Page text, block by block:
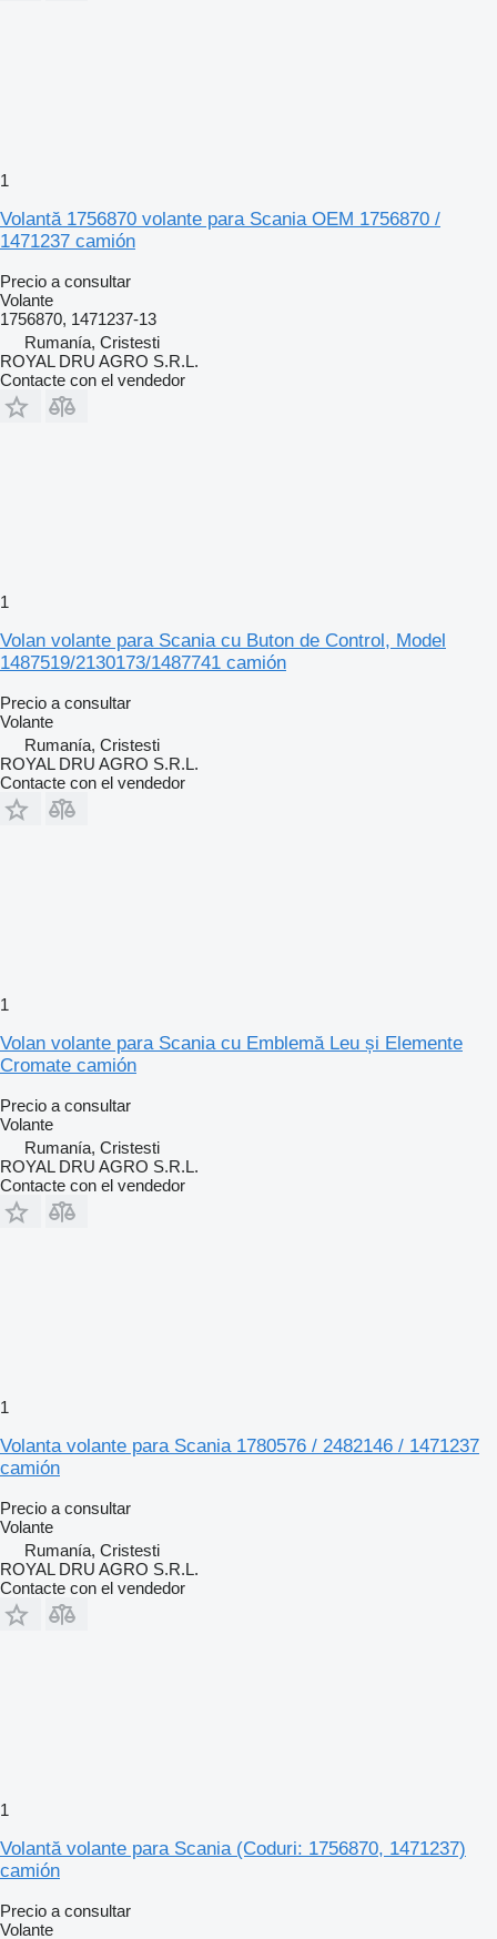
1
Volantă 1756870 volante para Scania OEM 1756870 /
1471237 camión
Precio a consultar
Volante
1756870, 1471237-13
Rumanía, Cristesti
ROYAL DRU AGRO S.R.L.
Contacte con el vendedor
1
Volan volante para Scania cu Buton de Control, Model
1487519/2130173/1487741 camión
Precio a consultar
Volante
Rumanía, Cristesti
ROYAL DRU AGRO S.R.L.
Contacte con el vendedor
1
Volan volante para Scania cu Emblemă Leu și Elemente
Cromate camión
Precio a consultar
Volante
Rumanía, Cristesti
ROYAL DRU AGRO S.R.L.
Contacte con el vendedor
1
Volanta volante para Scania 1780576 / 2482146 / 1471237
camión
Precio a consultar
Volante
Rumanía, Cristesti
ROYAL DRU AGRO S.R.L.
Contacte con el vendedor
1
Volantă volante para Scania (Coduri: 1756870, 1471237)
camión
Precio a consultar
Volante